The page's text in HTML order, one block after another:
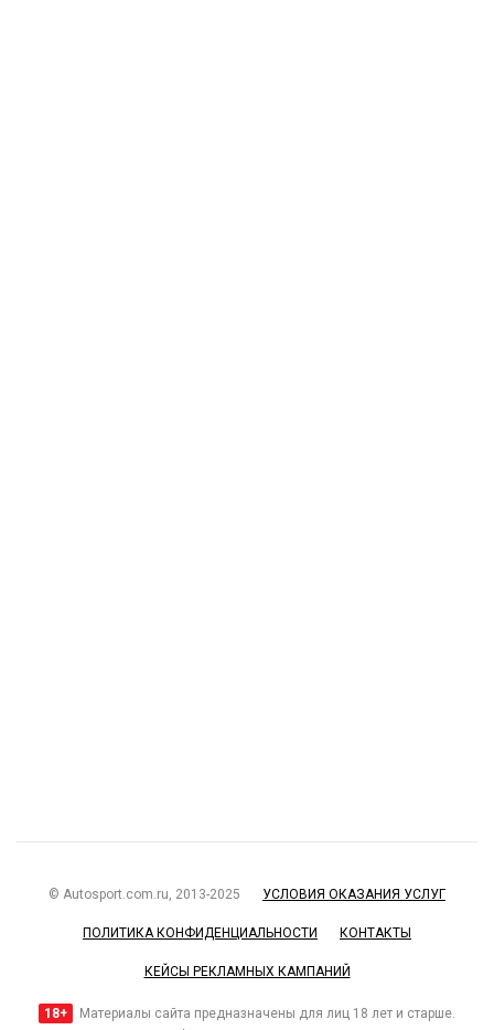
© Autosport.com.ru, 2013-2025 УСЛОВИЯ ОКАЗАНИЯ УСЛУГ
ПОЛИТИКА КОНФИДЕНЦИАЛЬНОСТИ КОНТАКТЫ
КЕЙСЫ РЕКЛАМНЫХ КАМПАНИЙ
18+
Материалы сайта предназначены для лиц 18 лет и старше.